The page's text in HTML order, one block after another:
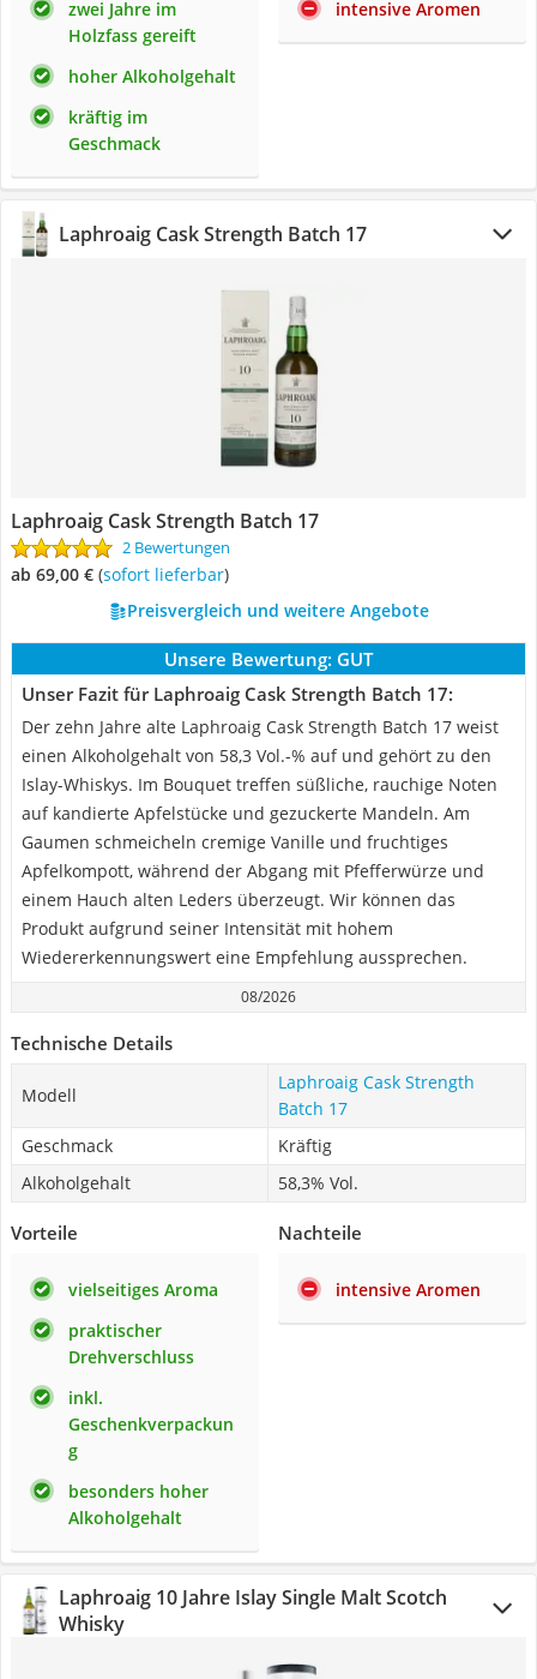
zwei Jahre im
Holzfass gereift
hoher Alkoholgehalt
kräftig im
Geschmack
intensive Aromen
Laphroaig Cask Strength Batch 17
Laphroaig Cask Strength Batch 17
2 Bewertungen
ab 69,00 € ( Sofort lieferbar)
Preisvergleich und weitere Angebote
Unsere Bewertung: GUT
Unser Fazit für Laphroaig Cask Strength Batch 17:
Der zehn Jahre alte Laphroaig Cask Strength Batch 17 weist
einen Alkoholgehalt von 58,3 Vol.-% auf und gehört zu den
Islay-Whiskys. Im Bouquet treffen süßliche, rauchige Noten
auf kandierte Apfelstücke und gezuckerte Mandeln. Am
Gaumen schmeicheln cremige Vanille und fruchtiges
Apfelkompott, während der Abgang mit Pfefferwürze und
einem Hauch alten Leders überzeugt. Wir können das
Produkt aufgrund seiner Intensität mit hohem
Wiedererkennungswert eine Empfehlung aussprechen.
08/2026
Technische Details
Modell
Laphroaig Cask Strength
Batch 17
Geschmack
Kräftig
Alkoholgehalt
58,3% Vol.
Vorteile
vielseitiges Aroma
praktischer
Drehverschluss
inkl.
Geschenkverpackun
g
besonders hoher
Alkoholgehalt
Nachteile
intensive Aromen
Laphroaig 10 Jahre Islay Single Malt Scotch
Whisky